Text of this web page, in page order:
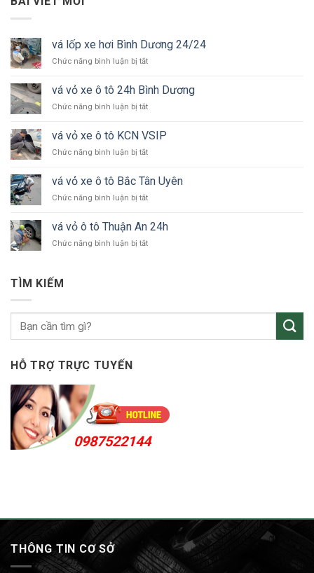
vá lốp xe hơi Bình Dương 24/24
Chức năng bình luận bị tắtở
lốp
xe
hơi
Dương
vá vỏ xe ô tô 24h Bình Dương
Chức năng bình luận bị tắtở
vỏ
xe
ô
24h
Dương
vá vỏ xe ô tô KCN VSIP
Chức năng bình luận bị tắtở
vỏ
xe
ô
KCN
vá vỏ xe ô tô Bắc Tân Uyên
Chức năng bình luận bị tắtở
vỏ
xe
ô
vá vỏ ô tô Thuận An 24h
Chức năng bình luận bị tắtở
An
TÌM KIẾM
HỖ TRỢ TRỰC TUYẾN
0987522144
THÔNG TIN CƠ SỞ